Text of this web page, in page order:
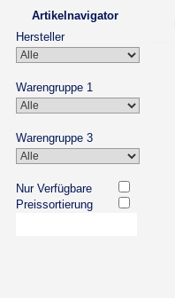
Artikelnavigator
Hersteller
Warengruppe 1
Warengruppe 3
Nur Verfügbare
Preissortierung